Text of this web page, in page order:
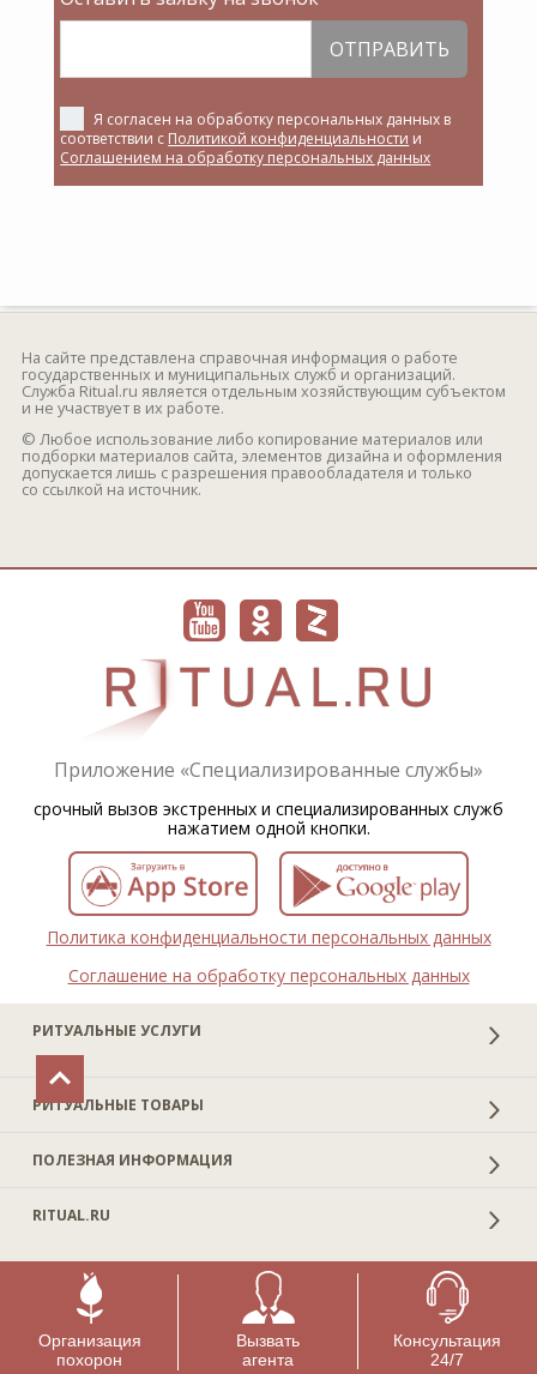
ОТПРАВИТЬ
Я согласен на обработку персональных данных в
соответствии с Политикой конфиденциальности и
Соглашением на обработку персональных данных
РИТУАЛЬНЫЕ УСЛУГИ
РИТУАЛЬНЫЕ ТОВАРЫ
ПОЛЕЗНАЯ ИНФОРМАЦИЯ
RITUAL.RU
На сайте представлена справочная информация о работе
государственных и муниципальных служб и организаций.
Служба Ritual.ru является отдельным хозяйствующим субъектом
и не участвует в их работе.
© Любое использование либо копирование материалов или
подборки материалов сайта, элементов дизайна и оформления
допускается лишь с разрешения правообладателя и только
со ссылкой на источник.
Приложение «Специализированные службы»
срочный вызов экстренных и специализированных служб
нажатием одной кнопки.
Политика конфиденциальности персональных данных
Соглашение на обработку персональных данных
Организация
похорон
Вызвать
агента
Консультация
24/7